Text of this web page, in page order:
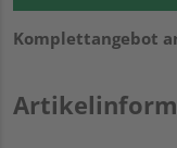
Komplettangebot